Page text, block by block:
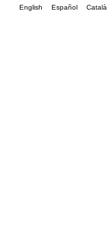
English Español Català